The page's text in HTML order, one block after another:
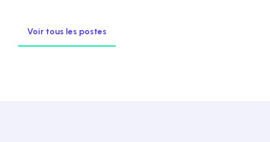
Voir tous les postes